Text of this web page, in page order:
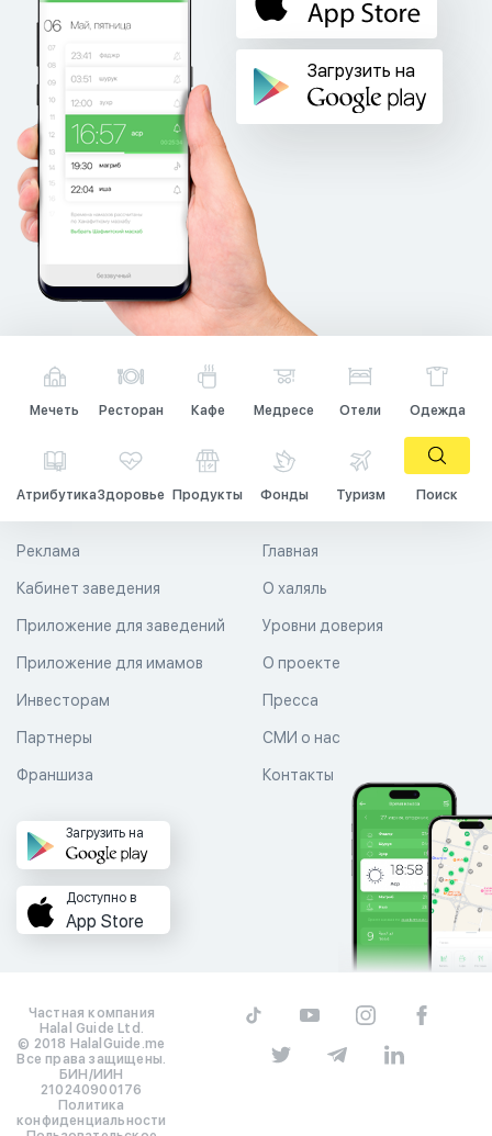
Загрузить на
Мечеть Ресторан Кафе Медресе Отели Одежда
АтрибутикаЗдоровье Продукты Фонды Туризм Поиск
Главная
О халяль
Уровни доверия
Реклама
Кабинет заведения
Приложение для заведений
Приложение для имамов О проекте
Пресса
СМИ о нас
Контакты
Инвесторам
Партнеры
Франшиза
Загрузить на
Доступно в
App Store
Частная компания
Halal Guide Ltd.
© 2018 HalalGuide.me
Все права защищены.
БИН/ИИН
210240900176
Политика
конфиденциальности